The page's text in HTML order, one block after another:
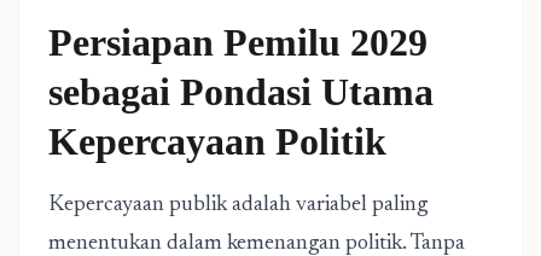
Persiapan Pemilu 2029
sebagai Pondasi Utama
Kepercayaan Politik
Kepercayaan publik adalah variabel paling
menentukan dalam kemenangan politik. Tanpa